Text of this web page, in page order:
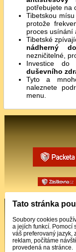
potřebujete na
Tibetskou
protože
proces usínání
Tibetské
nádherný
nezničitelné,
Investice
duševního
Tyto a
naleznete
menu.
Tato stránka
Soubory cookies
a jejích funkcí. Pomocí
váš preferovaný jazyk,
reklam, počítáme
provedená na stránce.